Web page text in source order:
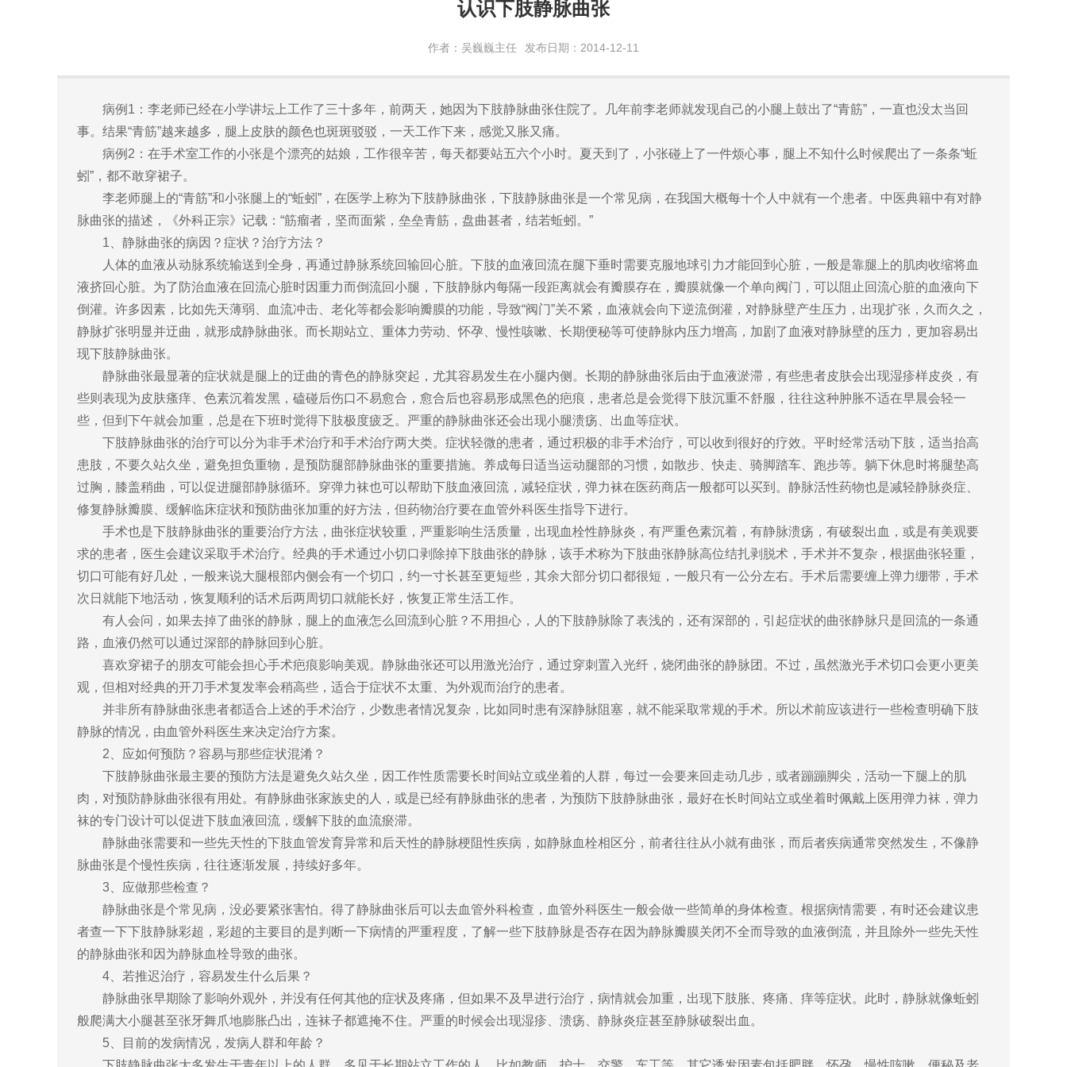
认识下肢静脉曲张
作者：吴巍巍主任 发布日期：2014-12-11
病例1：李老师已经在小学讲坛上工作了三十多年，前两天，她因为下肢静脉曲张住院了。几年前李老师就发现自己的小腿上鼓出了“青筋”，一直也没太当回
事。结果“青筋”越来越多，腿上皮肤的颜色也斑斑驳驳，一天工作下来，感觉又胀又痛。
病例2：在手术室工作的小张是个漂亮的姑娘，工作很辛苦，每天都要站五六个小时。夏天到了，小张碰上了一件烦心事，腿上不知什么时候爬出了一条条“蚯
蚓”，都不敢穿裙子。
李老师腿上的“青筋”和小张腿上的“蚯蚓”，在医学上称为下肢静脉曲张，下肢静脉曲张是一个常见病，在我国大概每十个人中就有一个患者。中医典籍中有对静
脉曲张的描述，《外科正宗》记载：“筋瘤者，坚而面紫，垒垒青筋，盘曲甚者，结若蚯蚓。”
1、静脉曲张的病因？症状？治疗方法？
人体的血液从动脉系统输送到全身，再通过静脉系统回输回心脏。下肢的血液回流在腿下垂时需要克服地球引力才能回到心脏，一般是靠腿上的肌肉收缩将血
液挤回心脏。为了防治血液在回流心脏时因重力而倒流回小腿，下肢静脉内每隔一段距离就会有瓣膜存在，瓣膜就像一个单向阀门，可以阻止回流心脏的血液向下
倒灌。许多因素，比如先天薄弱、血流冲击、老化等都会影响瓣膜的功能，导致“阀门”关不紧，血液就会向下逆流倒灌，对静脉壁产生压力，出现扩张，久而久之，
静脉扩张明显并迂曲，就形成静脉曲张。而长期站立、重体力劳动、怀孕、慢性咳嗽、长期便秘等可使静脉内压力增高，加剧了血液对静脉壁的压力，更加容易出
现下肢静脉曲张。
静脉曲张最显著的症状就是腿上的迂曲的青色的静脉突起，尤其容易发生在小腿内侧。长期的静脉曲张后由于血液淤滞，有些患者皮肤会出现湿疹样皮炎，有
些则表现为皮肤瘙痒、色素沉着发黑，磕碰后伤口不易愈合，愈合后也容易形成黑色的疤痕，患者总是会觉得下肢沉重不舒服，往往这种肿胀不适在早晨会轻一
些，但到下午就会加重，总是在下班时觉得下肢极度疲乏。严重的静脉曲张还会出现小腿溃疡、出血等症状。
下肢静脉曲张的治疗可以分为非手术治疗和手术治疗两大类。症状轻微的患者，通过积极的非手术治疗，可以收到很好的疗效。平时经常活动下肢，适当抬高
患肢，不要久站久坐，避免担负重物，是预防腿部静脉曲张的重要措施。养成每日适当运动腿部的习惯，如散步、快走、骑脚踏车、跑步等。躺下休息时将腿垫高
过胸，膝盖稍曲，可以促进腿部静脉循环。穿弹力袜也可以帮助下肢血液回流，减轻症状，弹力袜在医药商店一般都可以买到。静脉活性药物也是减轻静脉炎症、
修复静脉瓣膜、缓解临床症状和预防曲张加重的好方法，但药物治疗要在血管外科医生指导下进行。
手术也是下肢静脉曲张的重要治疗方法，曲张症状较重，严重影响生活质量，出现血栓性静脉炎，有严重色素沉着，有静脉溃疡，有破裂出血，或是有美观要
求的患者，医生会建议采取手术治疗。经典的手术通过小切口剥除掉下肢曲张的静脉，该手术称为下肢曲张静脉高位结扎剥脱术，手术并不复杂，根据曲张轻重，
切口可能有好几处，一般来说大腿根部内侧会有一个切口，约一寸长甚至更短些，其余大部分切口都很短，一般只有一公分左右。手术后需要缠上弹力绷带，手术
次日就能下地活动，恢复顺利的话术后两周切口就能长好，恢复正常生活工作。
有人会问，如果去掉了曲张的静脉，腿上的血液怎么回流到心脏？不用担心，人的下肢静脉除了表浅的，还有深部的，引起症状的曲张静脉只是回流的一条通
路，血液仍然可以通过深部的静脉回到心脏。
喜欢穿裙子的朋友可能会担心手术疤痕影响美观。静脉曲张还可以用激光治疗，通过穿刺置入光纤，烧闭曲张的静脉团。不过，虽然激光手术切口会更小更美
观，但相对经典的开刀手术复发率会稍高些，适合于症状不太重、为外观而治疗的患者。
并非所有静脉曲张患者都适合上述的手术治疗，少数患者情况复杂，比如同时患有深静脉阻塞，就不能采取常规的手术。所以术前应该进行一些检查明确下肢
静脉的情况，由血管外科医生来决定治疗方案。
2、应如何预防？容易与那些症状混淆？
下肢静脉曲张最主要的预防方法是避免久站久坐，因工作性质需要长时间站立或坐着的人群，每过一会要来回走动几步，或者蹦蹦脚尖，活动一下腿上的肌
肉，对预防静脉曲张很有用处。有静脉曲张家族史的人，或是已经有静脉曲张的患者，为预防下肢静脉曲张，最好在长时间站立或坐着时佩戴上医用弹力袜，弹力
袜的专门设计可以促进下肢血液回流，缓解下肢的血流瘀滞。
静脉曲张需要和一些先天性的下肢血管发育异常和后天性的静脉梗阻性疾病，如静脉血栓相区分，前者往往从小就有曲张，而后者疾病通常突然发生，不像静
脉曲张是个慢性疾病，往往逐渐发展，持续好多年。
3、应做那些检查？
静脉曲张是个常见病，没必要紧张害怕。得了静脉曲张后可以去血管外科检查，血管外科医生一般会做一些简单的身体检查。根据病情需要，有时还会建议患
者查一下下肢静脉彩超，彩超的主要目的是判断一下病情的严重程度，了解一些下肢静脉是否存在因为静脉瓣膜关闭不全而导致的血液倒流，并且除外一些先天性
的静脉曲张和因为静脉血栓导致的曲张。
4、若推迟治疗，容易发生什么后果？
静脉曲张早期除了影响外观外，并没有任何其他的症状及疼痛，但如果不及早进行治疗，病情就会加重，出现下肢胀、疼痛、痒等症状。此时，静脉就像蚯蚓
般爬满大小腿甚至张牙舞爪地膨胀凸出，连袜子都遮掩不住。严重的时候会出现湿疹、溃疡、静脉炎症甚至静脉破裂出血。
5、目前的发病情况，发病人群和年龄？